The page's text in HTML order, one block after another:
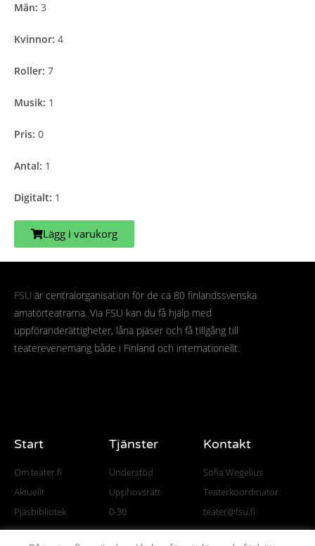
Män: 3
Kvinnor: 4
Roller: 7
Musik: 1
Pris: 0
Antal: 1
Digitalt: 1
Lägg i varukorg
FSU är centralorganisation för de ca 80 finlandssvenska
amatörteatrarna. Via FSU kan du få hjälp med
uppföranderättigheter, låna pjäser och få tillgång till
teaterevenemang både i Finland och internationellt.
Start
Om teater.fi
Aktuellt
Pjäsbibliotek
Tjänster
Understöd
Upphovsrätt
0-30
Kontakt
Sofia Wegelius
Teaterkoordinator
teater@fsu.fi